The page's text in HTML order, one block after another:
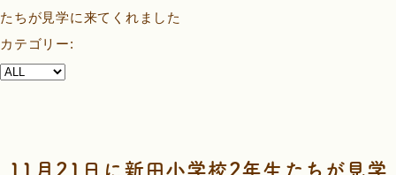
たちが見学に来てくれました
カテゴリー:
11月21日に新田小学校2年生たちが見学